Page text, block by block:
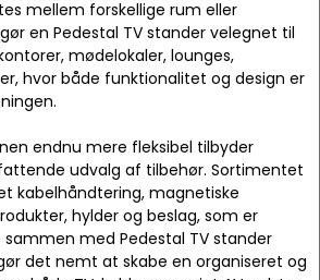
mellem forskellige rum eller
en Pedestal TV stander velegnet til
mødelokaler, lounges,
hvor både funktionalitet og design er
endnu mere fleksibel tilbyder
udvalg af tilbehør. Sortimentet
kabelhåndtering, magnetiske
hylder og beslag, som er
med Pedestal TV stander
det nemt at skabe en organiseret og